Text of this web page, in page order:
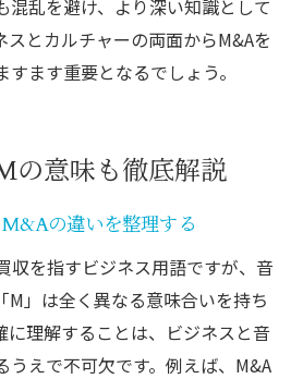
混乱を避け、より深い知識として
スとカルチャーの両面からM&Aを
ます重要となるでしょう。
の意味も徹底解説
の違いを整理する
収を指すビジネス用語ですが、音
M」は全く異なる意味合いを持ち
に理解することは、ビジネスと音
うえで不可欠です。例えば、M&A